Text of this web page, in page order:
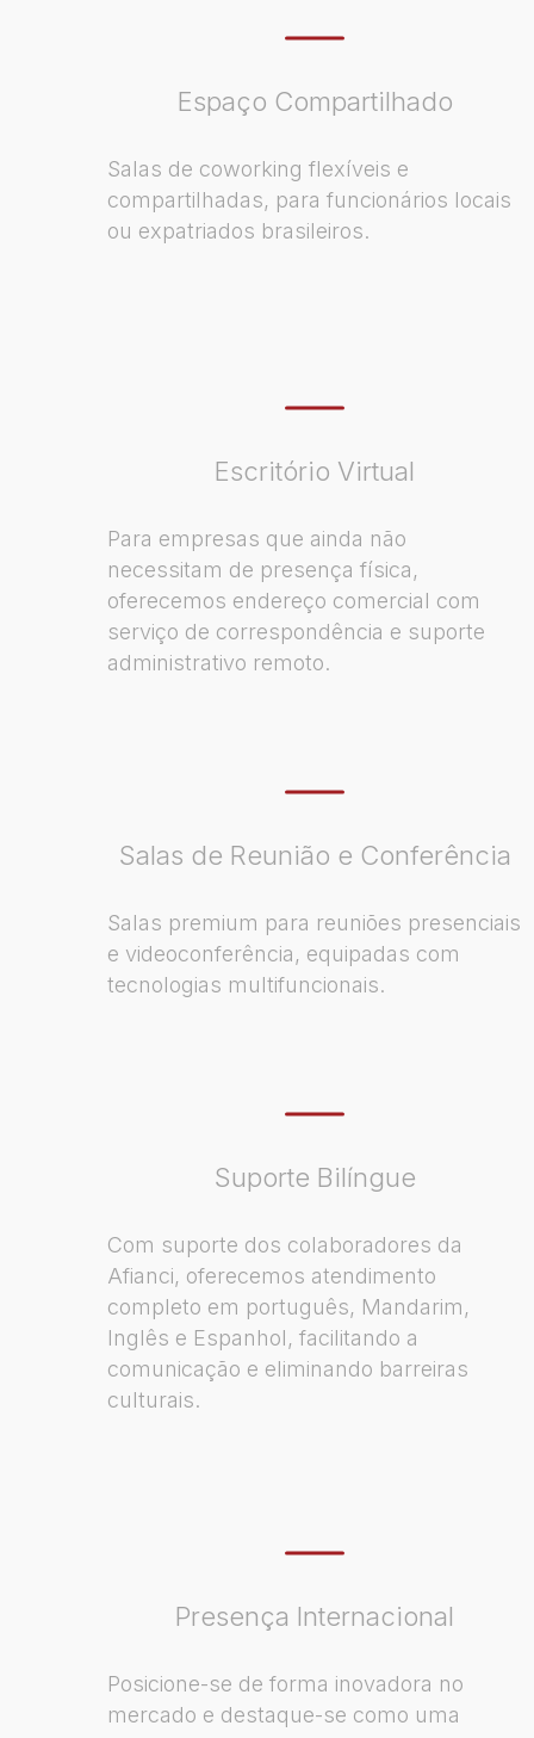
Espaço Compartilhado
Salas de coworking flexíveis e
compartilhadas, para funcionários locais
ou expatriados brasileiros.
Escritório Virtual
Para empresas que ainda não
necessitam de presença física,
oferecemos endereço comercial com
serviço de correspondência e suporte
administrativo remoto.
Salas de Reunião e Conferência
Salas premium para reuniões presenciais
e videoconferência, equipadas com
tecnologias multifuncionais.
Suporte Bilíngue
Com suporte dos colaboradores da
Afianci, oferecemos atendimento
completo em português, Mandarim,
Inglês e Espanhol, facilitando a
comunicação e eliminando barreiras
culturais.
Presença Internacional
Posicione-se de forma inovadora no
mercado e destaque-se como uma